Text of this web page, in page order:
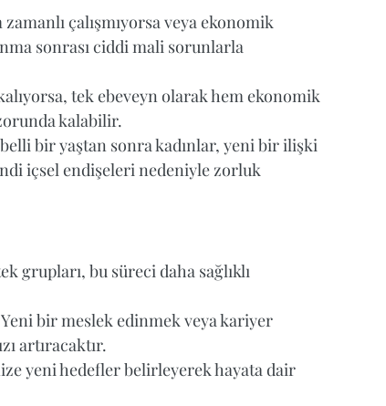
çalışmıyorsa veya ekonomik
sonrası ciddi mali sorunlarla
tek ebeveyn olarak hem ekonomik
kalabilir.
bir yaştan sonra kadınlar, yeni bir ilişki
içsel endişeleri nedeniyle zorluk
grupları, bu süreci daha sağlıklı
Yeni bir meslek edinmek veya kariyer
artıracaktır.
yeni hedefler belirleyerek hayata dair